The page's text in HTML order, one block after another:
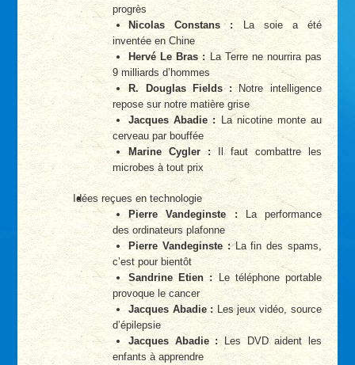
progrès
Nicolas Constans : La soie a été
inventée en Chine
Hervé Le Bras : La Terre ne nourrira pas
9 milliards d’hommes
R. Douglas Fields : Notre intelligence
repose sur notre matière grise
Jacques Abadie : La nicotine monte au
cerveau par bouffée
Marine Cygler : Il faut combattre les
microbes à tout prix
Idées reçues en technologie
Pierre Vandeginste :La performance
des ordinateurs plafonne
Pierre Vandeginste :La fin des spams,
c’est pour bientôt
Sandrine Etien :Le téléphone portable
provoque le cancer
Jacques Abadie : Les jeux vidéo, source
d’épilepsie
Jacques Abadie : Les DVD aident les
enfants à apprendre